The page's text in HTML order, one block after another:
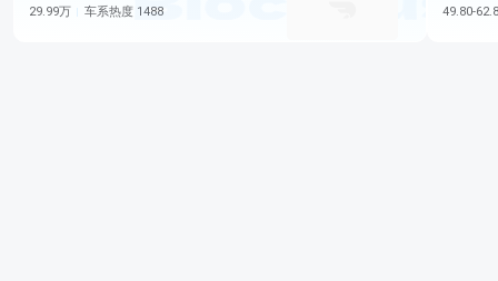
29.99万 车系热度 1488 49.80-